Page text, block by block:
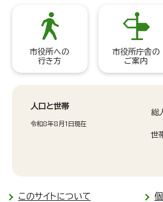
市役所への
行き方
市役所庁舎の
ご案内
人口と世帯
令和8年8月1日現在
総
世
このサイトについて